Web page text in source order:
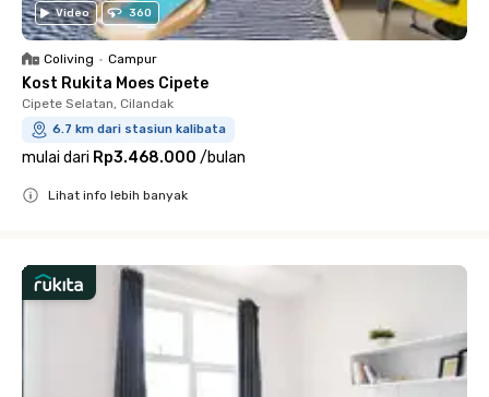
Video 360
Coliving • Campur
Kost Rukita Moes Cipete
Cipete Selatan, Cilandak
6.7 km dari stasiun kalibata
mulai dari Rp3.468.000 /bulan
Lihat info lebih banyak